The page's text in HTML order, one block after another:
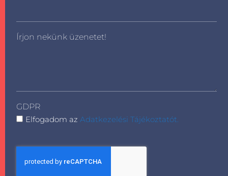
Írjon nekünk üzenetet!
GDPR
Elfogadom azAdatkezelési Tájékoztatót.